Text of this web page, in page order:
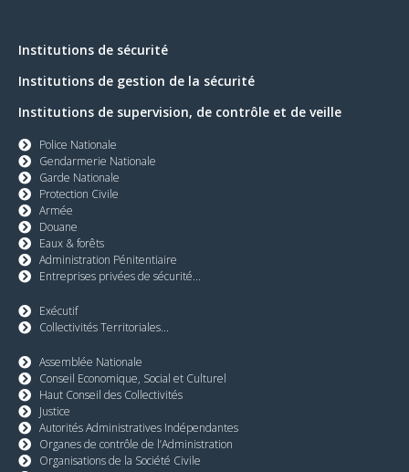
Institutions de sécurité
Institutions de gestion de la sécurité
Institutions de supervision, de contrôle et de veille
Police Nationale
Gendarmerie Nationale
Garde Nationale
Protection Civile
Armée
Douane
Eaux & forêts
Administration Pénitentiaire
Entreprises privées de sécurité...
Exécutif
Collectivités Territoriales...
Assemblée Nationale
Conseil Economique, Social et Culturel
Haut Conseil des Collectivités
Justice
Autorités Administratives Indépendantes
Organes de contrôle de l’Administration
Organisations de la Société Civile